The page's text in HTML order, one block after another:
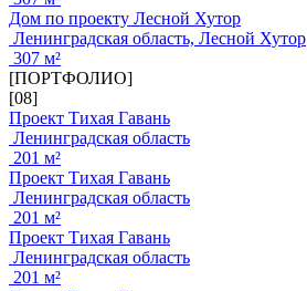
Дом по проекту Лесной Хутор
Ленинградская область, Лесной Хутор
307 м²
[ПОРТФОЛИО]
[08]
Проект Тихая Гавань
Ленинградская область
201 м²
Проект Тихая Гавань
Ленинградская область
201 м²
Проект Тихая Гавань
Ленинградская область
201 м²